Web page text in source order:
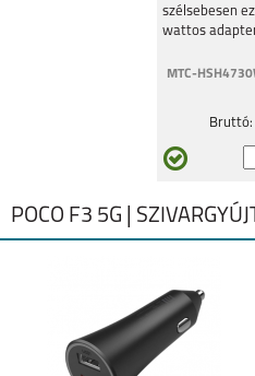
REDMI NOTE 10T 5G REDMI NOTE 10 PRO
szélsebesen
wattos
MTC-
Bruttó:
POCO F3 5G |